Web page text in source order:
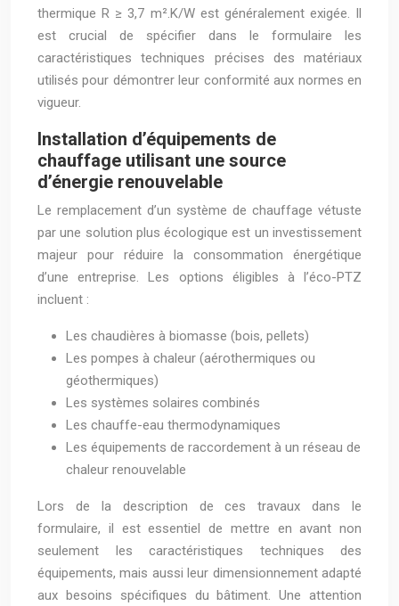
thermique R ≥ 3,7 m².K/W est généralement exigée. Il
est crucial de spécifier dans le formulaire les
caractéristiques techniques précises des matériaux
utilisés pour démontrer leur conformité aux normes en
vigueur.
Installation d’équipements de
chauffage utilisant une source
d’énergie renouvelable
Le remplacement d’un système de chauffage vétuste
par une solution plus écologique est un investissement
majeur pour réduire la consommation énergétique
d’une entreprise. Les options éligibles à l’éco-PTZ
incluent :
Les chaudières à biomasse (bois, pellets)
Les pompes à chaleur (aérothermiques ou
géothermiques)
Les systèmes solaires combinés
Les chauffe-eau thermodynamiques
Les équipements de raccordement à un réseau de
chaleur renouvelable
Lors de la description de ces travaux dans le
formulaire, il est essentiel de mettre en avant non
seulement les caractéristiques techniques des
équipements, mais aussi leur dimensionnement adapté
aux besoins spécifiques du bâtiment. Une attention